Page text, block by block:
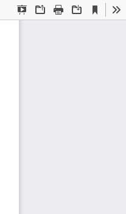
Presentation
OpenPrint Download
Current
View